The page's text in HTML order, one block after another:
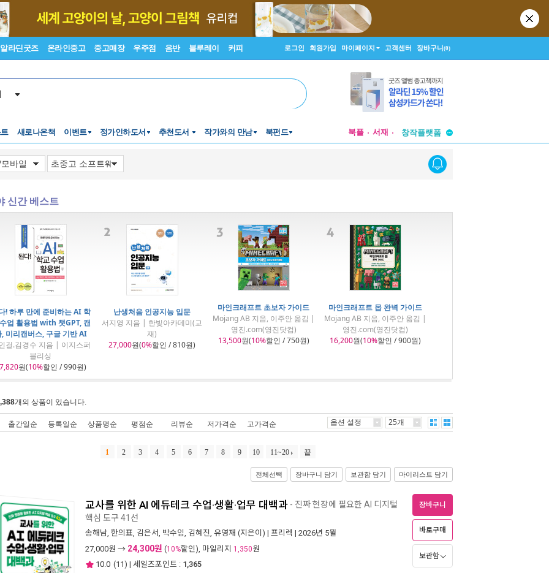
알라딘굿즈 온라인중고 중고매장 우주점 음반 블루레이 커피 로그인 회원가입 마이페이지 고객센터 장바구니(0)
새로나온책 이벤트 정가인하도서 추천도서 작가와의 만남 북펀드 북플 서재
창작플랫폼
신간 베스트
! 하루 만에 준비하는 AI 학
업 활용법 with 챗GPT, 캔
미리캔버스, 구글 기반 AI
걸.김경수 지음 | 이지스퍼
블리싱
원(10%할인 / 990원)
난생처음 인공지능 입문
서지영 지음 | 한빛아카데미(교
재)
27,000원(0%할인 / 810원)
마인크래프트 초보자 가이드
Mojang AB 지음, 이주안 옮김 |
영진.com(영진닷컴)
13,500원(10%할인 / 750원)
마인크래프트 몹 완벽 가이드
Mojang AB 지음, 이주안 옮김 |
영진.com(영진닷컴)
16,200원(10%할인 / 900원)
개의 상품이 있습니다.
출간일순 등록일순 상품명순 평점순 리뷰순 저가격순 고가격순 옵션 설정 25개
1 2 3 4 5 6 7 8 9 10 11~20 끝
전체선택 장바구니 담기 보관함 담기 마이리스트 담기
교사를 위한 AI 에듀테크 수업·생활·업무 대백과 - 진짜 현장에 필요한 AI 디지털
핵심 도구 41선
송해남, 한의표, 김은서, 박수임, 김혜진, 유영재 (지은이) | 프리렉 | 2026년 5월
27,000원 → 24,300원 (10%할인), 마일리지 1,350원
10.0 (11) | 세일즈포인트 : 1,365
장바구니
바로구매
보관함